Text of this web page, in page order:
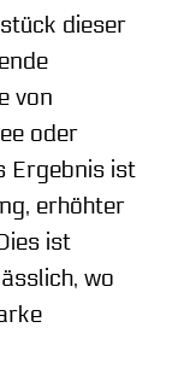
dieser
von
oder
Ergebnis ist
erhöhter
ist
wo